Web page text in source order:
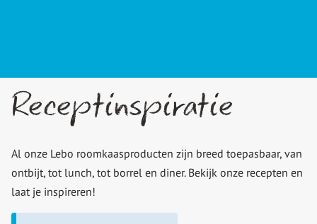
Receptinspiratie
Al onze Lebo roomkaasproducten zijn breed toepasbaar, van
ontbijt, tot lunch, tot borrel en diner. Bekijk onze recepten en
laat je inspireren!